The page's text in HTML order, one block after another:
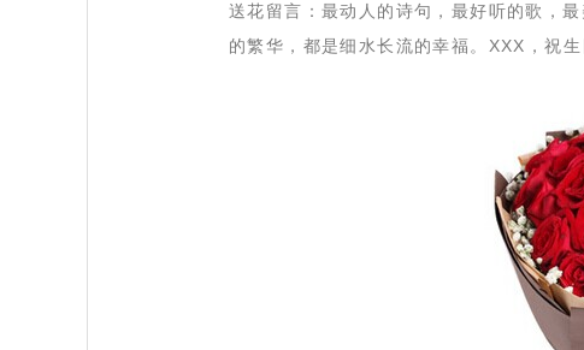
送花留言：最动人的诗句，最好听的歌，
的繁华，都是细水长流的幸福。XXX，祝生